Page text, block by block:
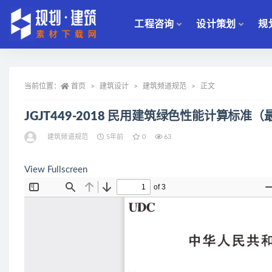
工程咨询 设计策划 规
当前位置： 首页 建筑设计 建筑频道规范 正文
JGJT449-2018 民用建筑绿色性能计算标准（
建筑频道规范 5年前 0 63
View Fullscreen